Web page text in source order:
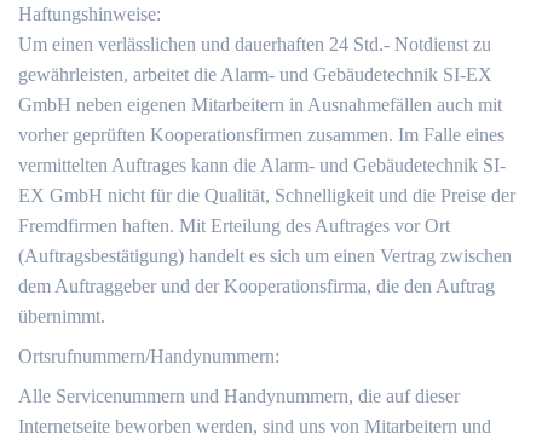
Haftungshinweise:
Um einen verlässlichen und dauerhaften 24 Std.- Notdienst zu
gewährleisten, arbeitet die Alarm- und Gebäudetechnik SI-EX
GmbH neben eigenen Mitarbeitern in Ausnahmefällen auch mit
vorher geprüften Kooperationsfirmen zusammen. Im Falle eines
vermittelten Auftrages kann die Alarm- und Gebäudetechnik SI-
EX GmbH nicht für die Qualität, Schnelligkeit und die Preise der
Fremdfirmen haften. Mit Erteilung des Auftrages vor Ort
(Auftragsbestätigung) handelt es sich um einen Vertrag zwischen
dem Auftraggeber und der Kooperationsfirma, die den Auftrag
übernimmt.
Ortsrufnummern/Handynummern:
Alle Servicenummern und Handynummern, die auf dieser
Internetseite beworben werden, sind uns von Mitarbeitern und